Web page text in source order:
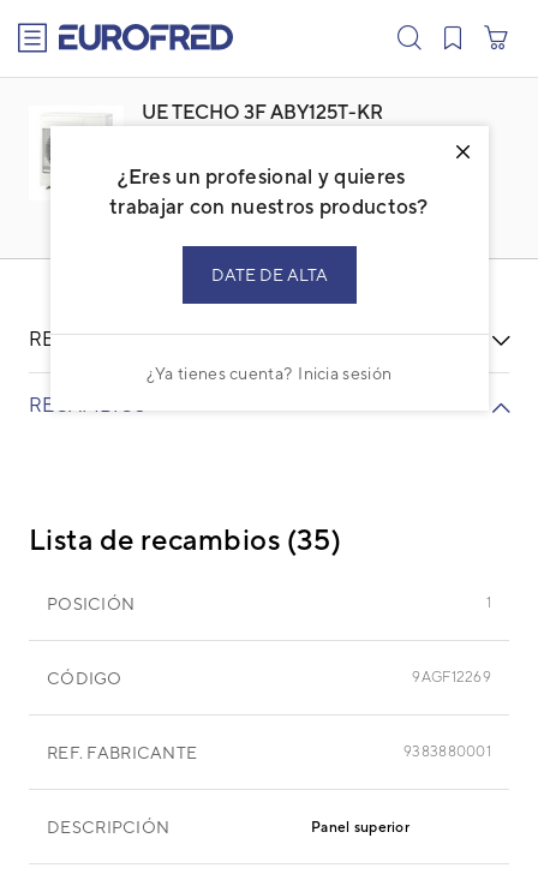
¿Eres un profesional y quieres
trabajar con nuestros productos?
DATE DE ALTA
¿Ya tienes cuenta? Inicia sesión
UE TECHO 3F ABY125T-KR
Familia: ACFUTSBI
FUJITSU
Código: 3NGF63007
RECURSOS
RECAMBIOS
Lista de recambios (35)
POSICIÓN 1
CÓDIGO 9AGF12269
REF. FABRICANTE 9383880001
DESCRIPCIÓN Panel superior